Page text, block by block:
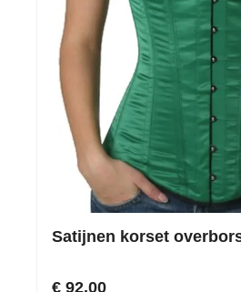
Satijnen korset
€ 92,00